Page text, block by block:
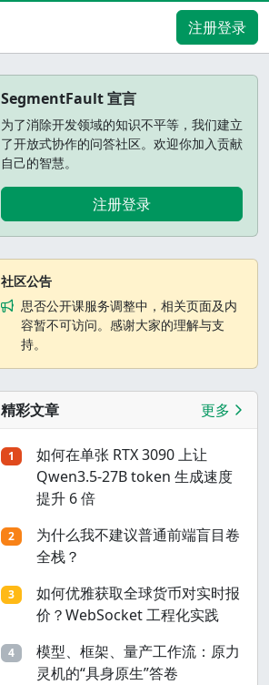
注册登录
SegmentFault 宣言
为了消除开发领域的知识不平等，我们建立
了开放式协作的问答社区。欢迎你加入贡献
自己的智慧。
注册登录
社区公告
思否公开课服务调整中，相关页面及内
容暂不可访问。感谢大家的理解与支
持。
精彩文章 更多
1
如何在单张 RTX 3090 上让
Qwen3.5-27B token 生成速度
提升 6 倍
2
为什么我不建议普通前端盲目卷
全栈？
3
如何优雅获取全球货币对实时报
价？WebSocket 工程化实践
4
模型、框架、量产工作流：原力
灵机的“具身原生”答卷